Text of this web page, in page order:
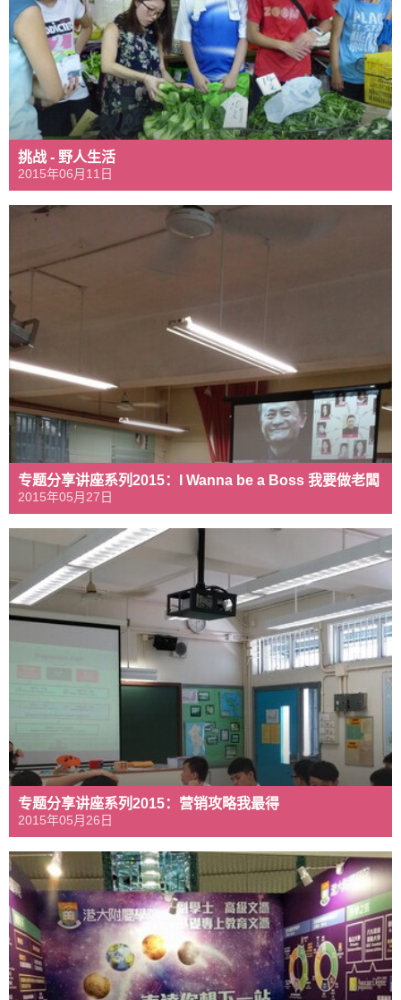
挑战 - 野人生活
2015年06月11日
专题分享讲座系列2015：I Wanna be a Boss 我要做老闆
2015年05月27日
专题分享讲座系列2015：营销攻略我最得
2015年05月26日